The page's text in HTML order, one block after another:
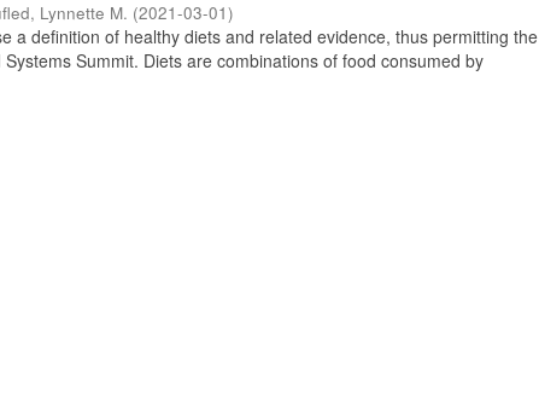
Lynnette M. (2021-03-01)
a definition of healthy diets and related evidence, thus permitting the
Summit. Diets are combinations of food consumed by